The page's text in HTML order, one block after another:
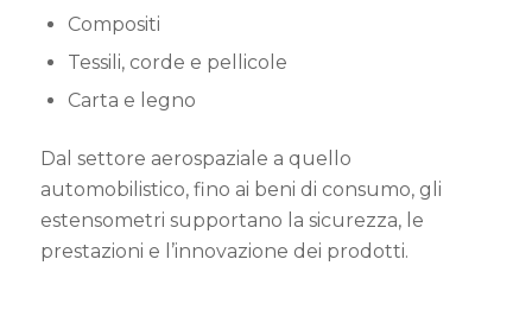
Compositi
Tessili, corde e pellicole
Carta e legno
Dal settore aerospaziale a quello
automobilistico, fino ai beni di consumo, gli
estensometri supportano la sicurezza, le
prestazioni e l’innovazione dei prodotti.